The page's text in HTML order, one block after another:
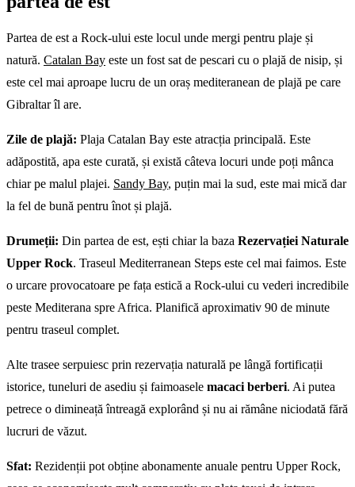
Partea de est a Rock-ului este locul unde mergi pentru plaje și
natură. Catalan Bay este un fost sat de pescari cu o plajă de nisip, și
este cel mai aproape lucru de un oraș mediteranean de plajă pe care
Gibraltar îl are.
Zile de plajă: Plaja Catalan Bay este atracția principală. Este
adăpostită, apa este curată, și există câteva locuri unde poți mânca
chiar pe malul plajei. Sandy Bay, puțin mai la sud, este mai mică dar
la fel de bună pentru înot și plajă.
Drumeții: Din partea de est, ești chiar la baza Rezervației Naturale
Upper Rock. Traseul Mediterranean Steps este cel mai faimos. Este
o urcare provocatoare pe fața estică a Rock-ului cu vederi incredibile
peste Mediterana spre Africa. Planifică aproximativ 90 de minute
pentru traseul complet.
Alte trasee serpuiesc prin rezervația naturală pe lângă fortificații
istorice, tuneluri de asediu și faimoasele macaci berberi. Ai putea
petrece o dimineață întreagă explorând și nu ai rămâne niciodată fără
lucruri de văzut.
Sfat: Rezidenții pot obține abonamente anuale pentru Upper Rock,